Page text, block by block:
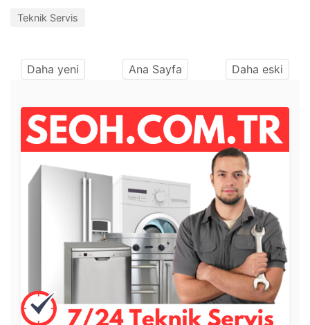
Teknik Servis
Daha yeni Ana Sayfa Daha eski